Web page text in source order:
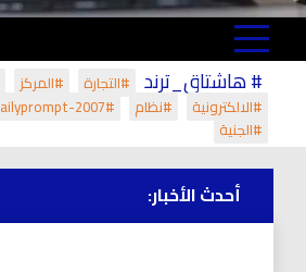
# هاشتاق_ترند #التجارة #المركز
#الالكترونية
#نظام #dailyprompt-2007
#الجنية
أحدث الأخبار: